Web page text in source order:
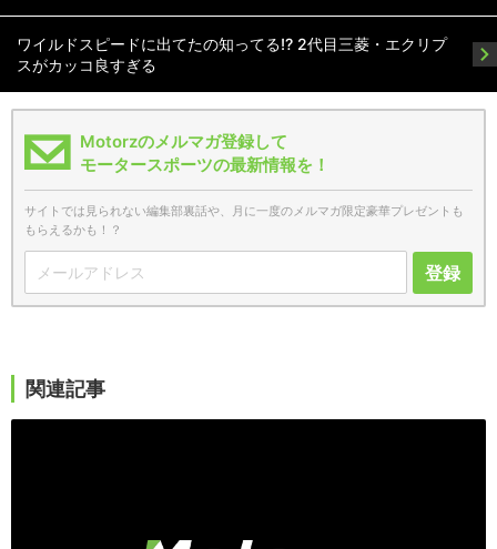
ワイルドスピードに出てたの知ってる!? 2代目三菱・エクリプ
スがカッコ良すぎる
Motorzのメルマガ登録して
モータースポーツの最新情報を！
サイトでは見られない編集部裏話や、月に一度のメルマガ限定豪華プレゼントも
もらえるかも！？
登録
関連記事